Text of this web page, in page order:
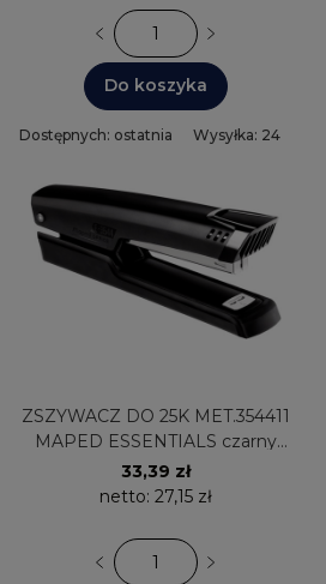
Do koszyka
Dostępnych: ostatnia
Wysyłka: 24
ZSZYWACZ DO 25K MET.354411
MAPED ESSENTIALS czarny
długi magazynek
33,39 zł
netto: 27,15 zł